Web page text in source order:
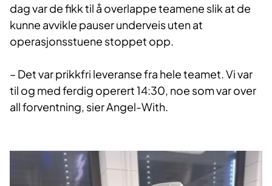
dag var de fikk til å overlappe teamene slik at de
kunne avvikle pauser underveis uten at
operasjonsstuene stoppet opp.
– Det var prikkfri leveranse fra hele teamet. Vi var
til og med ferdig operert 14:30, noe som var over
all forventning, sier Angel-With.